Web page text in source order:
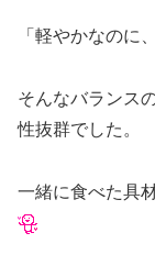
「軽やかなのに
そんなバランス
性抜群でした。
一緒に食べた具